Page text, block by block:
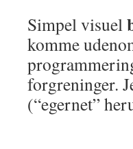
Simpel visuel
komme
forgreninger.
(“egernet”